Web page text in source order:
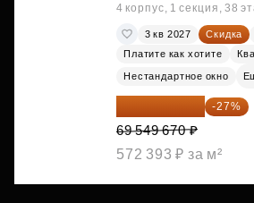
4 корпус, 1 секция, 38
3 кв 2027 Скидка
Платите как хотите
Нестандартное окно
50 771 259 ₽ -27%
69 549 670 ₽
572 393 ₽ за м²